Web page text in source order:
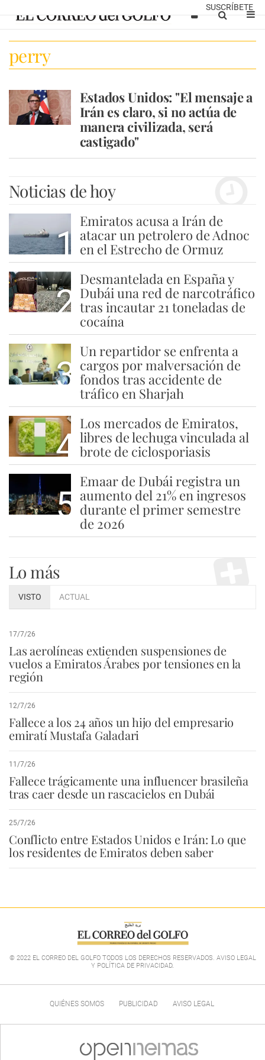
SUSCRÍBETE
perry
Estados Unidos: "El mensaje a
Irán es claro, si no actúa de
manera civilizada, será
castigado"
Noticias de hoy
1
Emiratos acusa a Irán de
atacar un petrolero de Adnoc
en el Estrecho de Ormuz
2
Desmantelada en España y
Dubái una red de narcotráfico
tras incautar 21 toneladas de
cocaína
3
Un repartidor se enfrenta a
cargos por malversación de
fondos tras accidente de
tráfico en Sharjah
4
Los mercados de Emiratos,
libres de lechuga vinculada al
brote de ciclosporiasis
5
Emaar de Dubái registra un
aumento del 21% en ingresos
durante el primer semestre
de 2026
Lo más
VISTO ACTUAL
17/7/26
Las aerolíneas extienden suspensiones de
vuelos a Emiratos Árabes por tensiones en la
región
12/7/26
Fallece a los 24 años un hijo del empresario
emiratí Mustafa Galadari
11/7/26
Fallece trágicamente una influencer brasileña
tras caer desde un rascacielos en Dubái
25/7/26
Conflicto entre Estados Unidos e Irán: Lo que
los residentes de Emiratos deben saber
© 2022 EL CORREO DEL GOLFO TODOS LOS DERECHOS RESERVADOS. AVISO LEGAL
Y POLÍTICA DE PRIVACIDAD.
QUIÉNES SOMOS PUBLICIDAD AVISO LEGAL